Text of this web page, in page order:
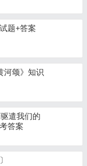
题+答案
河颂》知识
遣我们的
答案